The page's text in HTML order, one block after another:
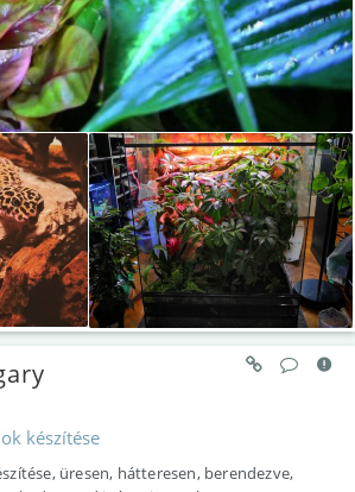
készítése
üresen, hátteresen, berendezve,